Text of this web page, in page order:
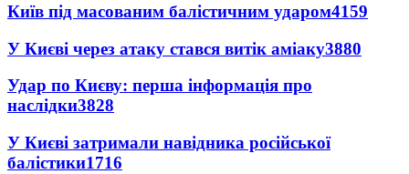
Київ під масованим балістичним ударом4159
У Києві через атаку стався витік аміаку3880
Удар по Києву: перша інформація про
наслідки3828
У Києві затримали навідника російської
балістики1716